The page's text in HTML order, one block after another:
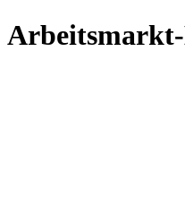
Arbeitsmarkt-